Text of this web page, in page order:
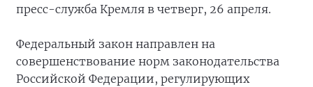
пресс-служба Кремля в четверг, 26 апреля.
Федеральный закон направлен на
совершенствование норм законодательства
Российской Федерации, регулирующих